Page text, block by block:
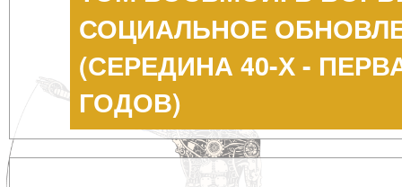
СОЦИАЛЬНОЕ
(СЕРЕДИНА 40-Х -
ГОДОВ)